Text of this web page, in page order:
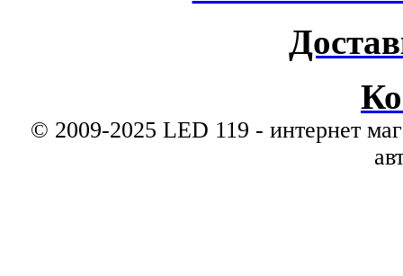
© 2009-2025 LED 119 - интернет